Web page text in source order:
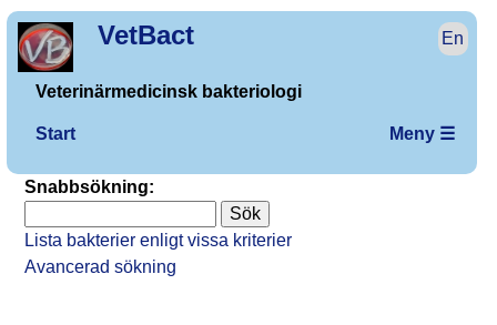
VetBact En
Veterinärmedicinsk bakteriologi
Start Meny ☰
Snabbsökning:
Lista bakterier enligt vissa kriterier
Avancerad sökning